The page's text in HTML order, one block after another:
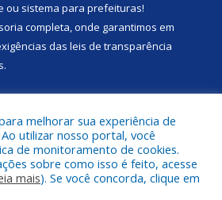
ou sistema para prefeituras!
completa, onde garantimos em
das leis de transparência
a Prefeitura Municipal de Anapu.
melhorar sua experiência de
utilizar nosso portal, você
de monitoramento de cookies.
sobre como isso é feito, acesse
mais). Se você concorda, clique em